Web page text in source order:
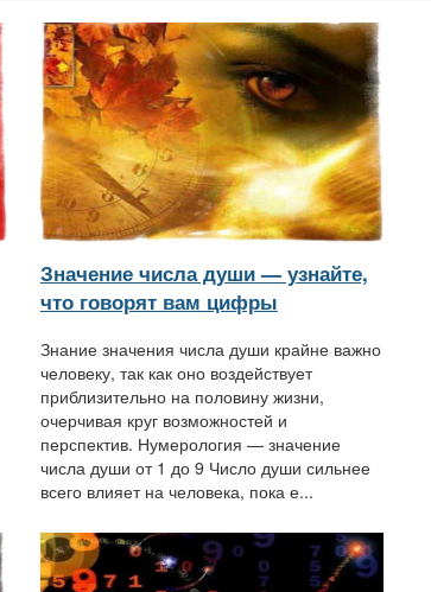
Значение числа души — узнайте,
что говорят вам цифры
Знание значения числа души крайне важно
человеку, так как оно воздействует
приблизительно на половину жизни,
очерчивая круг возможностей и
перспектив. Нумерология — значение
числа души от 1 до 9 Число души сильнее
всего влияет на человека, пока е...